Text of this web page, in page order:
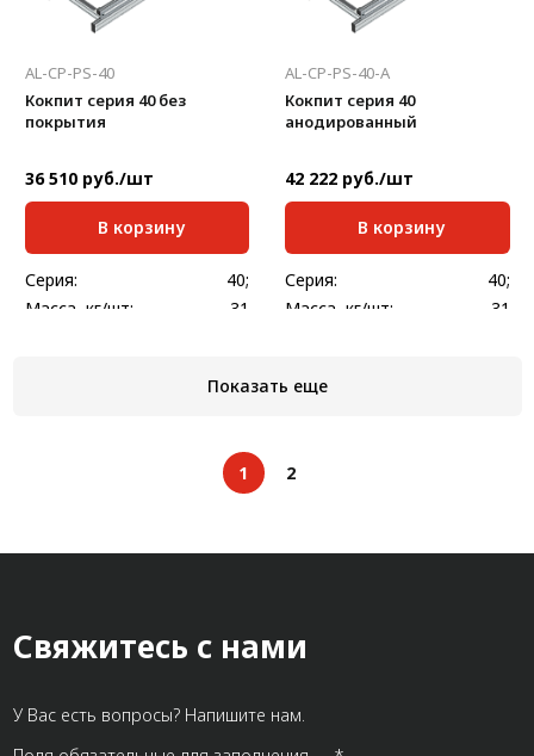
AL-CP-PS-40
Кокпит серия 40 без
покрытия
36 510 руб./шт
В корзину
Серия:
40;
Масса, кг/шт:
31
AL-CP-PS-40-A
Кокпит серия 40
анодированный
42 222 руб./шт
В корзину
Серия:
40;
Масса, кг/шт:
31
Показать еще
1 2
Свяжитесь с нами
У Вас есть вопросы? Напишите нам.